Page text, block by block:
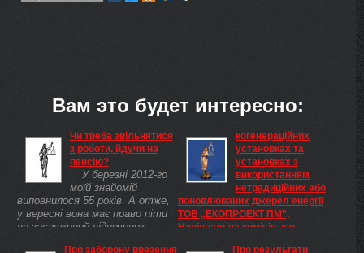
Вам это будет интересно:
Чи треба звільнятися
з роботи, йдучи на
пенсію?
У березні 2012-го
моїй знайомій
виповнилося 55 років. А отже,
у вересні вона має право піти
на заслужений відпочинок.
Про заборону ввезення
когенераційних
установках та
установках з
використанням
нетрадиційних або
поновлюваних джерел енергії
ТОВ „ЕКОПРОЕКТ ПМ”,
Національна комісія, що
Про результати